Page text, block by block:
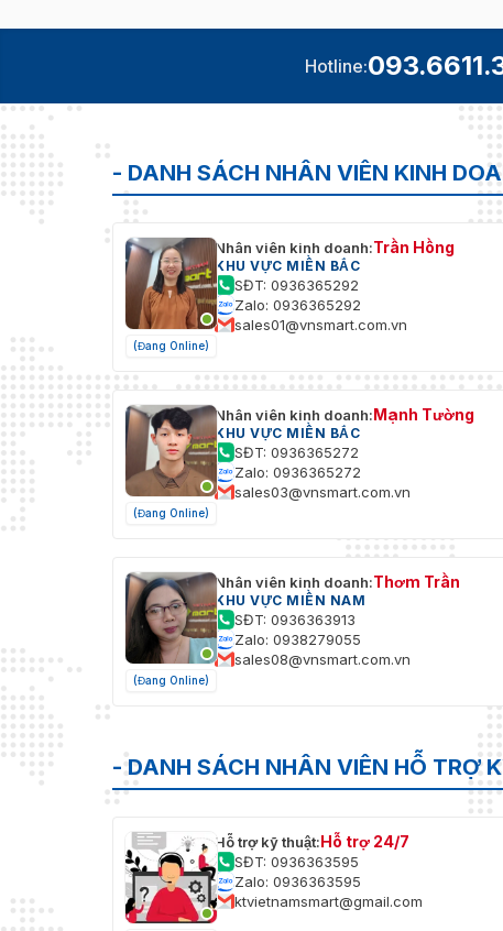
Hotline:
- DANH SÁCH NHÂN VIÊN KINH
(Đang Online)
Nhân viên kinh doanh:Trần Hồng
KHU VỰC MIỀN BẮC
SĐT: 0936365292
Zalo: 0936365292
sales01@vnsmart.com.vn
(Đang Online)
Nhân viên kinh doanh:Mạnh Tường
KHU VỰC MIỀN BẮC
SĐT: 0936365272
Zalo: 0936365272
sales03@vnsmart.com.vn
(Đang Online)
Nhân viên kinh doanh:Thơm Trần
KHU VỰC MIỀN NAM
SĐT: 0936363913
Zalo: 0938279055
sales08@vnsmart.com.vn
- DANH SÁCH NHÂN VIÊN HỖ TRỢ
Hỗ trợ kỹ thuật:Hỗ trợ 24/7
SĐT: 0936363595
Zalo: 0936363595
ktvietnamsmart@gmail.com